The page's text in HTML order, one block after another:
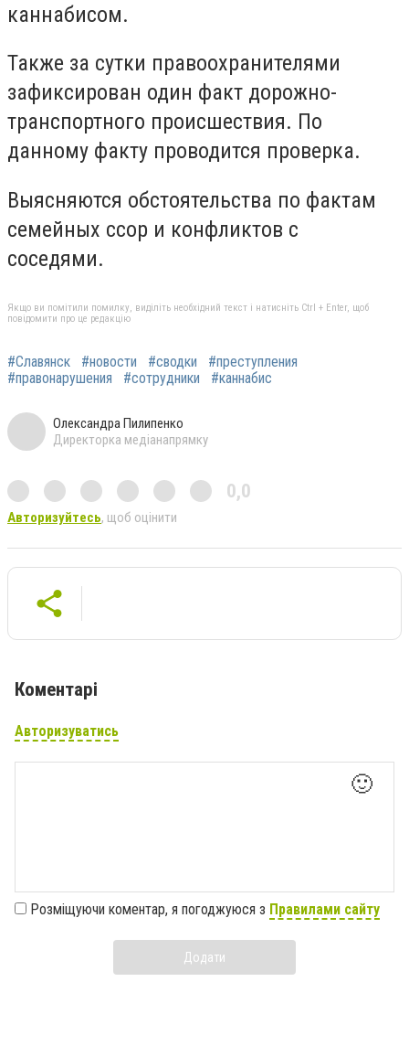
каннабисом.
Также за сутки правоохранителями
зафиксирован один факт дорожно-
транспортного происшествия. По
данному факту проводится проверка.
Выясняются обстоятельства по фактам
семейных ссор и конфликтов с
соседями.
Якщо ви помітили помилку, виділіть необхідний текст і натисніть Ctrl + Enter, щоб
повідомити про це редакцію
#Славянск #новости #сводки
#преступления
#правонарушения
#сотрудники #каннабис
Олександра Пилипенко
Директорка медіанапрямку
0,0
Авторизуйтесь, щоб оцінити
Коментарі
Авторизуватись
🙂
Розміщуючи коментар, я погоджуюся з Правилами сайту
Додати